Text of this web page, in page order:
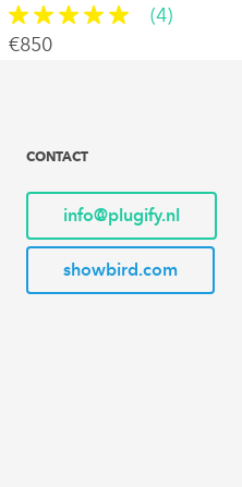
(4)
€850
CONTACT
info@plugify.nl
showbird.com